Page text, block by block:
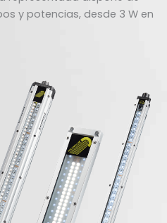
y potencias, desde 3 W en